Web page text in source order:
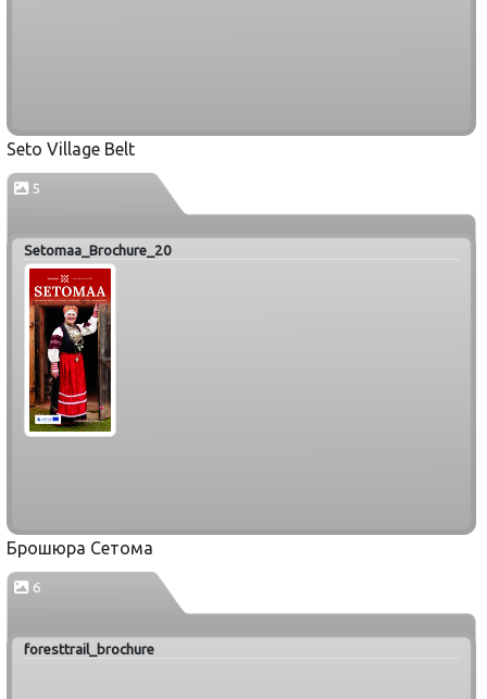
Seto Village Belt
5
Setomaa_Brochure_20
Брошюра Сетома
6
foresttrail_brochure